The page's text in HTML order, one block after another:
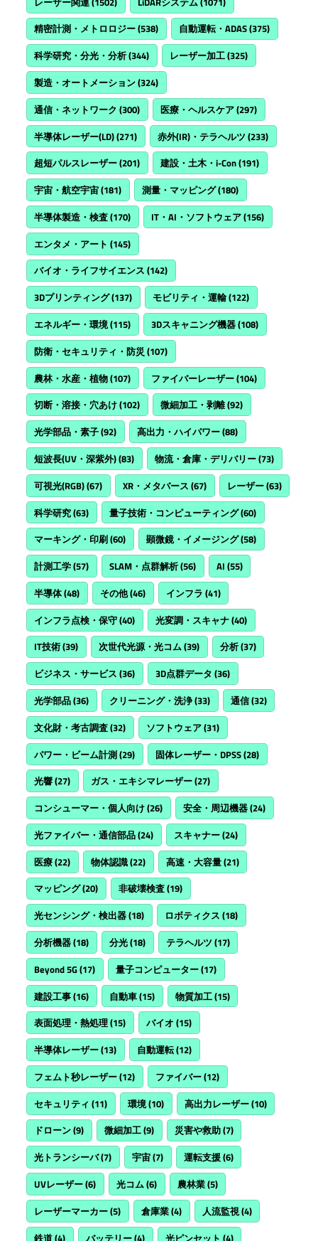
精密計測・メトロロジー(538) 自動運転・ADAS(375)
科学研究・分光・分析(344) レーザー加工(325)
製造・オートメーション(324)
通信・ネットワーク (300) 医療・ヘルスケア(297)
半導体レーザー(LD)(271) 赤外(IR)・テラヘルツ (233)
超短パルスレーザー(201) 建設・土木・i-Con(191)
宇宙・航空宇宙(181) 測量・マッピング(180)
半導体製造・検査(170) IT・AI・ソフトウェア(156)
エンタメ・アート (145)
バイオ・ライフサイエンス (142)
3Dプリンティング(137) モビリティ・運輸(122)
エネルギー・環境(115) 3Dスキャニング機器(108)
防衛・セキュリティ・防災 (107)
農林・水産・植物(107) ファイバーレーザー(104)
切断・溶接・穴あけ(102) 微細加工・剥離(92)
光学部品・素子(92) 高出力・ハイパワー(88)
短波長(UV・深紫外)(83) 物流・倉庫・デリバリー(73)
可視光(RGB)(67) XR・メタバース (67) レーザー(63)
科学研究(63) 量子技術・コンピューティング(60)
マーキング・印刷(60) 顕微鏡・イメージング(58)
計測工学(57) SLAM・点群解析(56) AI (55)
半導体(48) その他(46) インフラ (41)
インフラ点検・保守(40) 光変調・スキャナ(40)
IT技術(39) 次世代光源・光コム(39) 分析(37)
ビジネス・サービス (36) 3D点群データ (36)
光学部品(36) クリーニング・洗浄(33) 通信(32)
文化財・考古調査(32) ソフトウェア(31)
パワー・ビーム計測(29) 固体レーザー・DPSS(28)
光響(27) ガス・エキシマレーザー(27)
コンシューマー・個人向け(26) 安全・周辺機器(24)
光ファイバー・通信部品(24) スキャナー(24)
医療(22) 物体認識(22) 高速・大容量(21)
マッピング(20) 非破壊検査(19)
光センシング・検出器(18) ロボティクス (18)
分析機器(18) 分光(18) テラヘルツ (17)
Beyond 5G(17) 量子コンピューター(17)
建設工事(16) 自動車(15) 物質加工(15)
表面処理・熱処理(15) バイオ (15)
半導体レーザー(13) 自動運転(12)
フェムト秒レーザー(12) ファイバー(12)
セキュリティ (11) 環境(10) 高出力レーザー(10)
ドローン(9) 微細加工(9) 災害や救助(7)
光トランシーバ(7) 宇宙(7) 運転支援(6)
UVレーザー(6) 光コム(6) 農林業(5)
レーザーマーカー(5) 倉庫業(4) 人流監視(4)
鉄道(4) バッテリー(4) 光ピンセット (4)